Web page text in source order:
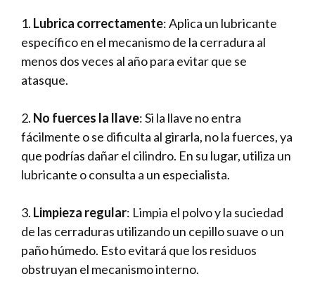
1.⁢ Lubrica correctamente: Aplica un lubricante
⁢específico en el mecanismo‍ de ‍la cerradura al
menos dos veces al año para evitar que se
atasque.
2. No fuerces la llave: Si la llave no‌ entra
fácilmente o se dificulta al girarla, no la fuerces, ya⁢
que podrías dañar el cilindro. En su lugar, utiliza un
lubricante o consulta a un especialista.
3. Limpieza regular: Limpia ⁤el polvo y la suciedad
de las cerraduras utilizando un cepillo suave o un
paño húmedo. Esto evitará que los residuos
obstruyan el mecanismo interno.